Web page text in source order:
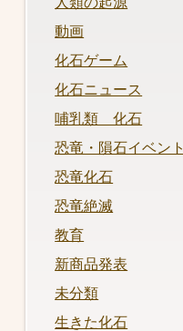
動画
化石ゲーム
化石ニュース
哺乳類 化石
恐竜・隕石イベント
恐竜化石
恐竜絶滅
教育
新商品発表
未分類
生きた化石